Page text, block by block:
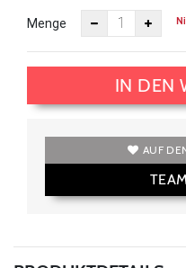
Menge
IN DEN
AUF